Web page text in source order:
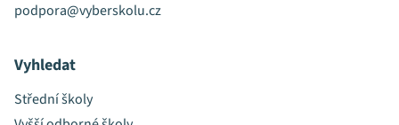
podpora@vyberskolu.cz
Vyhledat
Střední školy